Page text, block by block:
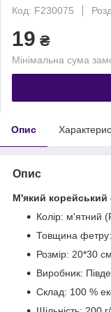
Код: F230075
19 ₴
Мінімальна сума
Опис
Опис
М'який
Колір: м'ятний
Товщина
Розмір: 20*30
Виробник:
Склад: 100 %